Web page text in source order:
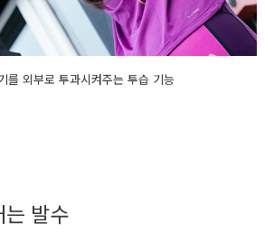
를 외부로 투과시켜주는 투습 기능
발수